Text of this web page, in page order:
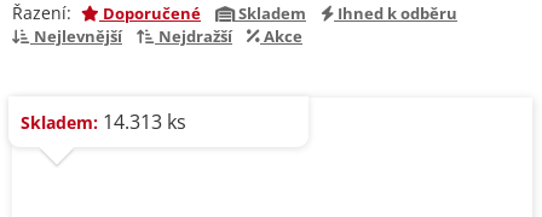
Řazení: Doporučené Skladem
Ihned k odběru
Nejlevnější
Nejdražší Akce
Skladem: 14.313 ks